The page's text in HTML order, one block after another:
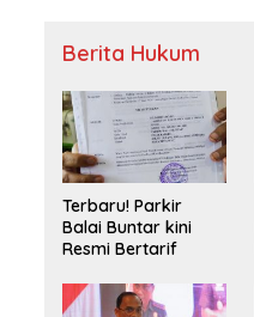
Berita Hukum
Terbaru! Parkir
Balai Buntar kini
Resmi Bertarif